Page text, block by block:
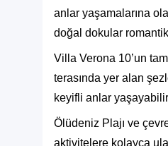
anlar yaşamalarına
doğal dokular
Villa Verona 10’un
terasında yer alan
keyifli anlar
Ölüdeniz Plajı ve
aktivitelere kolayca